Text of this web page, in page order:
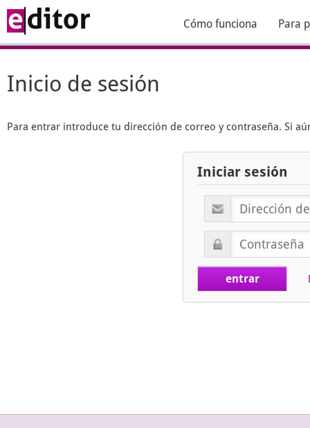
Cómo funciona Para
Inicio de sesión
Para entrar introduce tu dirección de correo y contraseña. Si
Iniciar sesión